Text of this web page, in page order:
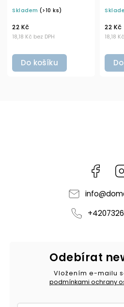
písmo, rozměr 6 × 4
dózy do lednice
Skladem (>10 ks)
18,18 Kč bez DPH
22 Kč
Do košíku
dózy
18,18
22 Kč
info@
Odebírat
Vložením e-mailu
podmínkami ochrany